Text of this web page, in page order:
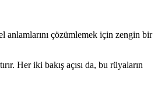
anlamlarını çözümlemek için zengin bir
Her iki bakış açısı da, bu rüyaların